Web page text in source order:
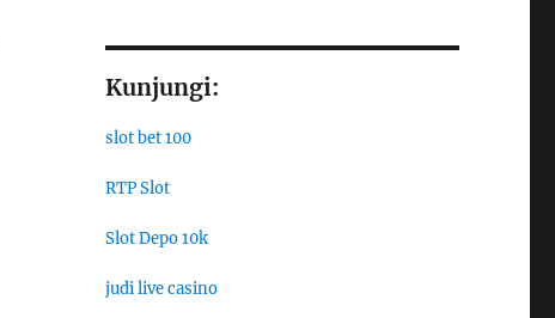
Kunjungi:
slot bet 100
RTP Slot
Slot Depo 10k
judi live casino